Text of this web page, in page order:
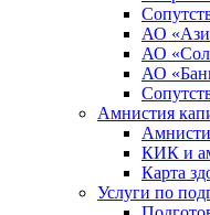
АО
АО
АО
Амнистия
КИК и
Карта
Услуги по